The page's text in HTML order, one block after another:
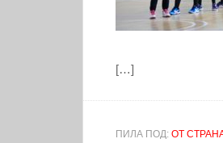
[…]
ПИЛА ПОД: ОТ